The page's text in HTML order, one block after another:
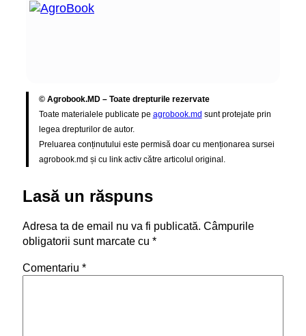
© Agrobook.MD – Toate drepturile rezervate
Toate materialele publicate pe agrobook.md sunt protejate prin
legea drepturilor de autor.
Preluarea conținutului este permisă doar cu menționarea sursei
agrobook.md și cu link activ către articolul original.
Lasă un răspuns
Adresa ta de email nu va fi publicată. Câmpurile
obligatorii sunt marcate cu *
Comentariu *